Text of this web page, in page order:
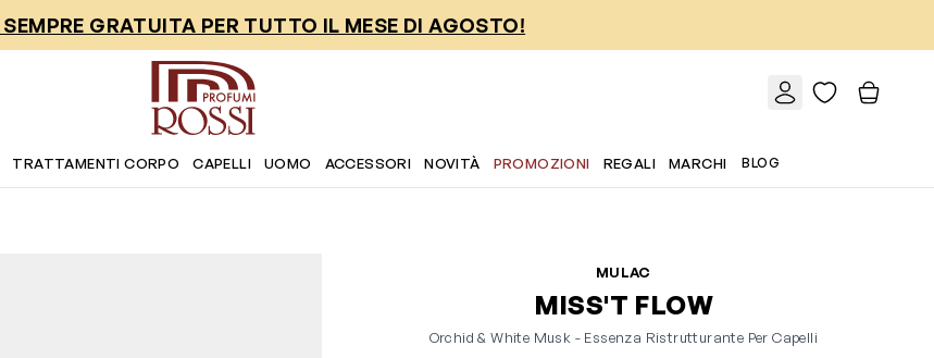
GRATUITA PER TUTTO IL MESE DI AGOSTO!
TRATTAMENTI CORPO CAPELLI UOMO ACCESSORI NOVITÀ PROMOZIONI REGALI MARCHI BLOG
MULAC
MISS'T FLOW
Orchid & White Musk - Essenza Ristrutturante Per Capelli